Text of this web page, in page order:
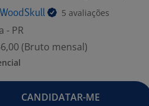
WoodSkull 5 avaliações
- PR
(Bruto mensal)
CANDIDATAR-ME